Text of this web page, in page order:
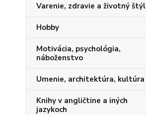
Varenie, zdravie a životný štýl
Hobby
Motivácia, psychológia,
náboženstvo
Umenie, architektúra, kultúra
Knihy v angličtine a iných
jazykoch